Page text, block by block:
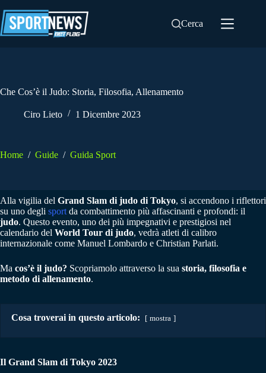
al
contenuto
Cerca
Che Cos’è il Judo: Storia, Filosofia, Allenamento
Ciro Lieto 1 Dicembre 2023
Home / Guide / Guida Sport
Alla vigilia del Grand Slam di judo di Tokyo, si accendono i riflettori
su uno degli sport da combattimento più affascinanti e profondi: il
judo. Questo evento, uno dei più impegnativi e prestigiosi nel
calendario del World Tour di judo, vedrà atleti di calibro
internazionale come Manuel Lombardo e Christian Parlati.
Ma cos’è il judo? Scopriamolo attraverso la sua storia, filosofia e
metodo di allenamento.
Cosa troverai in questo articolo: mostra
Il Grand Slam di Tokyo 2023